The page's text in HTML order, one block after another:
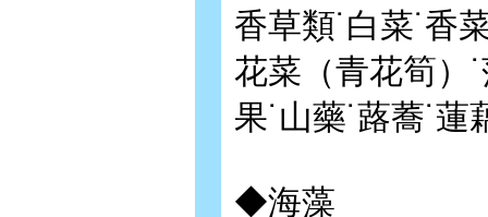
香草類˙白菜˙香
花菜（青花筍）
果˙山藥˙蕗蕎˙蓮
◆海藻